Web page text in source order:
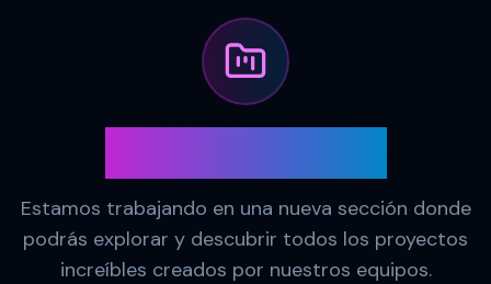
Estamos trabajando en una nueva sección donde
podrás explorar y descubrir todos los proyectos
increíbles creados por nuestros equipos.